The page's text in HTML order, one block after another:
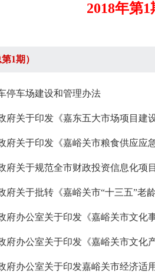
2018年第1
1期）
停车场建设和管理办法
府关于印发《嘉东五大市场项目建
府关于印发《嘉峪关市粮食供应应
府关于规范全市财政投资信息化项
府关于批转《嘉峪关市“十三五”老
府办公室关于印发《嘉峪关市文化
府办公室关于印发嘉峪关市经济适